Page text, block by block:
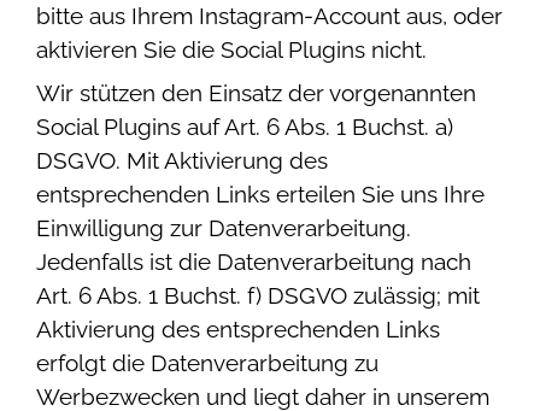
bitte aus Ihrem Instagram-Account aus, oder
aktivieren Sie die Social Plugins nicht.
Wir stützen den Einsatz der vorgenannten
Social Plugins auf Art. 6 Abs. 1 Buchst. a)
DSGVO. Mit Aktivierung des
entsprechenden Links erteilen Sie uns Ihre
Einwilligung zur Datenverarbeitung.
Jedenfalls ist die Datenverarbeitung nach
Art. 6 Abs. 1 Buchst. f) DSGVO zulässig; mit
Aktivierung des entsprechenden Links
erfolgt die Datenverarbeitung zu
Werbezwecken und liegt daher in unserem